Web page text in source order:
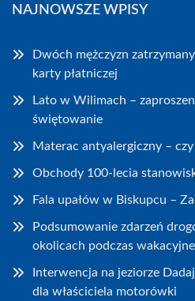
NAJNOWSZE WPISY
Dwóch mężczyzn
karty płatniczej
Lato w Wilimach –
świętowanie
Materac antyalergiczny –
Obchody 100-lecia
Fala upałów w Biskupcu –
Podsumowanie zdarzeń
okolicach podczas
Interwencja na jeziorze
dla właściciela motorówki